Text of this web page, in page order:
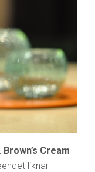
Brown’s Cream
liknar